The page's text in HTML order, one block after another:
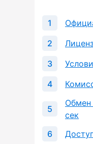
Обмен
сек